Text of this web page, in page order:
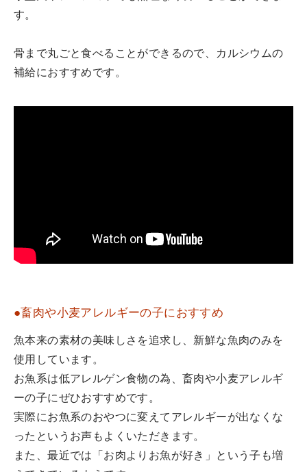
す。
骨まで丸ごと食べることができるので、カルシウムの
補給におすすめです。
●畜肉や小麦アレルギーの子におすすめ
魚本来の素材の美味しさを追求し、新鮮な魚肉のみを
使用しています。
お魚系は低アレルゲン食物の為、畜肉や小麦アレルギ
ーの子にぜひおすすめです。
実際にお魚系のおやつに変えてアレルギーが出なくな
ったというお声もよくいただきます。
また、最近では「お肉よりお魚が好き」という子も増